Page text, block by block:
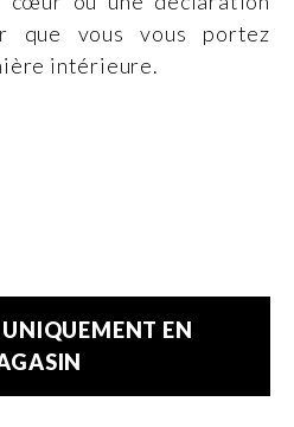
que vous vous portez
intérieure.
EN